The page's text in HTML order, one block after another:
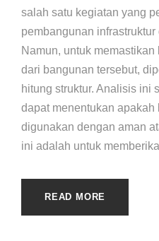
salah satu kegiatan yang
pembangunan
Namun, untuk
dari bangunan tersebut,
hitung struktur. Analisis ini
dapat menentukan
digunakan dengan aman
ini adalah untuk
READ MORE